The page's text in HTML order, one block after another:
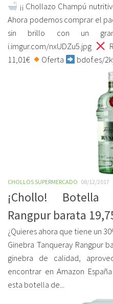
¡¡ Chollazo Champú
Ahora podemos comprar el
sin brillo con un gran
i.imgur.com/nxUDZu5.jpg
11,01€
Oferta bdof.es/
CHOLLOS SUPERMERCADO 08/12/2017
¡Chollo! Botella
Rangpur barata
¿Quieres ahora que tiene un
Ginebra Tanqueray Rangpur
ginebra de calidad,
encontrar en Amazon
esta botella de...